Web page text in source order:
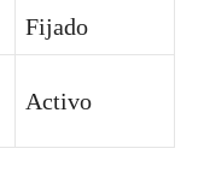
Fijado
Activo